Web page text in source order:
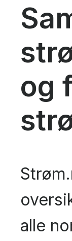
og
alle